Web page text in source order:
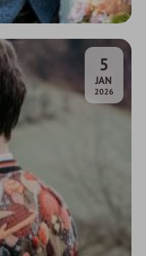
5
JAN
2026